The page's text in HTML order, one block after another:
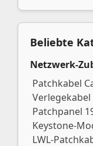
Beliebte
Netzwerk-
Patchkabel
Verlegekabel
Patchpanel
Keystone-
LWL-